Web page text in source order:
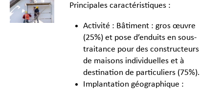
Principales caractéristiques :
Activité : Bâtiment : gros œuvre
(25%) et pose d’enduits en sous-
traitance pour des constructeurs
de maisons individuelles et à
destination de particuliers (75%).
Implantation géographique :